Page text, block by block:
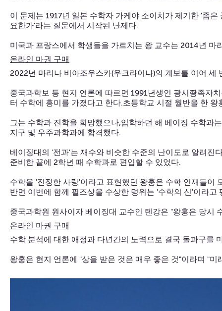
이 문제는 1917년 일본 수학자 가케야 소이치가 제기한 '좁
요한가'라는 질문에서 시작된 난제다.
미국과 프랑스에서 학생들을 가르치는 왕 교수는 2014년 마
온라인 마권 구매
2022년 마리나 비아조우스카(우크라이나)의 계보를 이어 세
중국과학보 등 현지 언론에 따르면 1991년생인 광시좡족자
터 수학에 흥미를 가졌다고 한다.초등학교 시절 월반을 한
그는 수학과 진학을 희망했으나,입학하던 해 베이징 수학과
지구 및 우주과학과에 합격했다.
베이징대의 '전과'는 재수와 비슷한 수준의 난이도로 알려진
준비한 끝에 2학년 때 수학과로 편입할 수 있었다.
수학을 '진정한 사랑'이라고 표현했던 왕훙은 수학 인재들이
반면 이번에 함께 필즈상을 수상한 덩위는 '수학의 신'이라고
중국과학원 원사이자 베이징대 교수인 톈강은 "왕훙은 당시
온라인 마권 구매
수학 분석에 대한 애정과 다년간의 노력으로 결국 돌파구를
왕훙은 현지 언론에 "상을 받은 것은 매우 좋은 것"이라며 "